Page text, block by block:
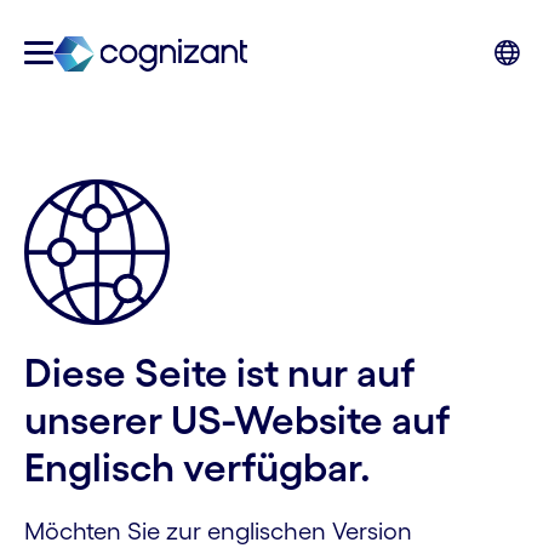
Diese Seite ist nur auf
unserer US-Website auf
Englisch verfügbar.
Möchten Sie zur englischen Version